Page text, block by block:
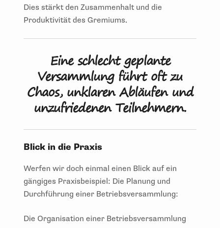
Dies stärkt den Zusammenhalt und die
Produktivität des Gremiums.
Eine schlecht geplante
Versammlung führt oft zu
Chaos, unklaren Abläufen und
unzufriedenen Teilnehmern.
Blick in die Praxis
Werfen wir doch einmal einen Blick auf ein
gängiges Praxisbeispiel: Die Planung und
Durchführung einer Betriebsversammlung:
Die Organisation einer Betriebsversammlung